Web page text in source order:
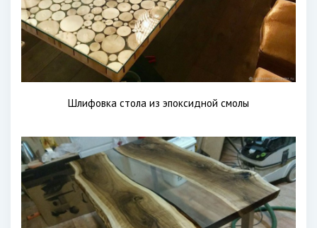
Шлифовка стола из эпоксидной смолы